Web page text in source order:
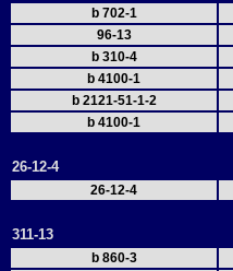
b 702-1
96-13
b 310-4
b 4100-1
b 2121-51-1-2
b 4100-1
26-12-4
26-12-4
311-13
b 860-3